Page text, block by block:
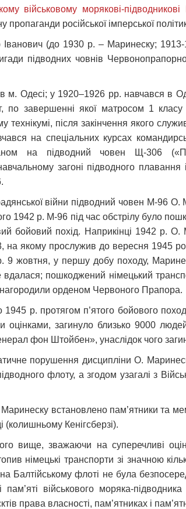
військовому морякові-
російської імперської
(до 1930 р. – Маринеску;
підводних човнів
м. Одесі; у 1920–1926 рр. навчався в
по завершенні якої матросом 1
технікумі, після закінчення якого
на спеціальних курсах
на підводний човен Щ-306
загоні підводного
війни підводний човен М-96 О.
1942 р. М-96 під час обстрілу було
бойовий похід. Наприкінці 1942 р. О.
на якому прослужив до вересня 1945
9 жовтня, у першу добу походу,
вдалася; пошкоджений німецький
орденом Червоного Прапора.
р. протягом п’ятого бойового
оцінками, загинуло близько 9000
фон Штойбен», унаслідок чого
порушення дисципліни О.
флоту, а згодом узагалі з
встановлено пам’ятники та
(колишньому Кенігсберзі).
вище, зважаючи на суперечливі
німецькі транспорти зі значною
Балтійському флоті не була
військового моряка-
права власності, пам’ятниках і